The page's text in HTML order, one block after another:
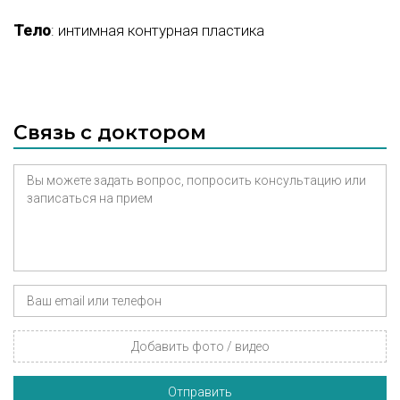
Тело: интимная контурная пластика
Связь с доктором
Добавить фото / видео
Отправить